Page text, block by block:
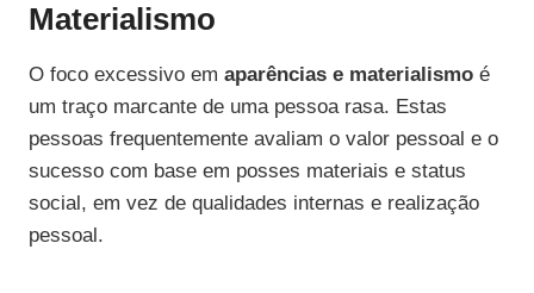
Materialismo
O foco excessivo em aparências e materialismo é
um traço marcante de uma pessoa rasa. Estas
pessoas frequentemente avaliam o valor pessoal e o
sucesso com base em posses materiais e status
social, em vez de qualidades internas e realização
pessoal.